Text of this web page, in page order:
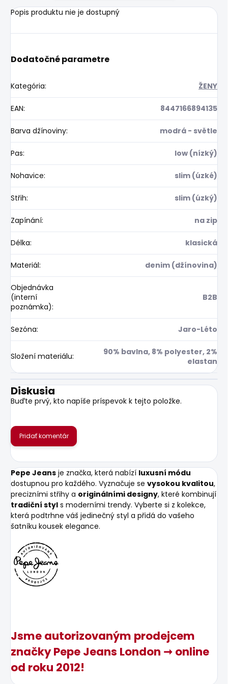
Popis produktu nie je dostupný
Dodatočné parametre
Kategória: ŽENY
EAN: 8447166894135
Barva džínoviny: modrá - světle
Pas: low (nízký)
Nohavice: slim (úzké)
Střih: slim (úzký)
Zapínání: na zip
Délka: klasická
Materiál: denim (džínovina)
Objednávka
(interní
poznámka):
B2B
Sezóna: Jaro-Léto
Složení materiálu:
90% bavlna, 8% polyester, 2%
elastan
Diskusia
Buďte prvý, kto napíše príspevok k tejto položke.
Pridať komentár
Pepe Jeans je značka, která nabízí luxusní módu
dostupnou pro každého. Vyznačuje se vysokou kvalitou,
precizními střihy a originálními designy, které kombinují
tradiční styl s moderními trendy. Vyberte si z kolekce,
která podtrhne váš jedinečný styl a přidá do vašeho
šatníku kousek elegance.
Jsme autorizovaným prodejcem
značky Pepe Jeans London ➞ online
od roku 2012!